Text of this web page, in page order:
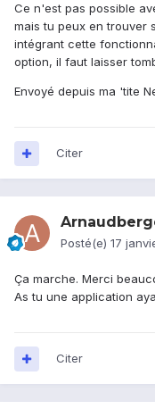
Ce n'est pas possible
mais tu peux en trouver
intégrant cette
option, il faut laisser
Envoyé depuis ma 'tite
Citer
Posté(e) 17
Ça marche. Merci
As tu une application
Citer